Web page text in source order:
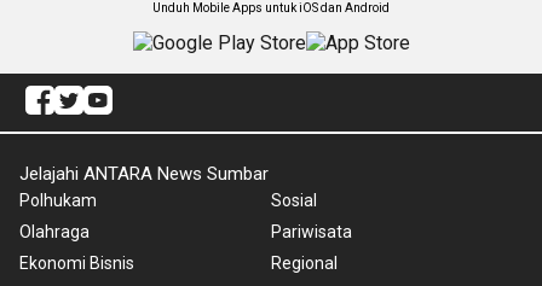
Unduh Mobile Apps untuk iOS dan Android
Jelajahi ANTARA News Sumbar
Polhukam
Olahraga
Ekonomi Bisnis
Sosial
Pariwisata
Regional